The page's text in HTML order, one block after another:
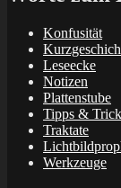
Konfusität
Leseecke
Notizen
Plattenstube
Tipps &
Traktate
Werkzeuge